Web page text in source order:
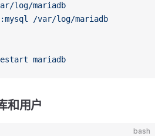
log/mariadb
/var/log/mariadb
mariadb
和用户
bash